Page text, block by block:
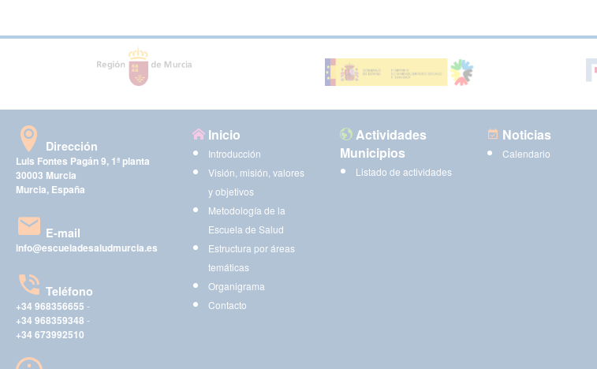
Dirección
Luis Fontes Pagán 9, 1ª planta
30003 Murcia
Murcia, España
E-mail
info@escueladesaludmurcia.es
Teléfono
+34 968356655 -
+34 968359348 -
+34 673992510
Inicio
Introducción
Visión, misión, valores
y objetivos
Metodología de la
Escuela de Salud
Estructura por áreas
temáticas
Organigrama
Contacto
Actividades
Municipios
Listado de actividades
Noticias
Calendario